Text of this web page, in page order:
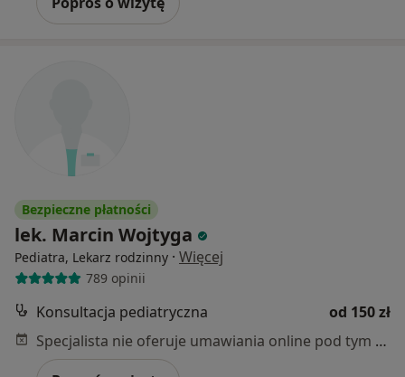
Bezpieczne płatności
lek. Marcin Wojtyga
Pediatra, Lekarz rodzinny · Więcej
789 opinii
Konsultacja pediatryczna
od 150 zł
Specjalista nie oferuje umawiania online pod tym adresem.